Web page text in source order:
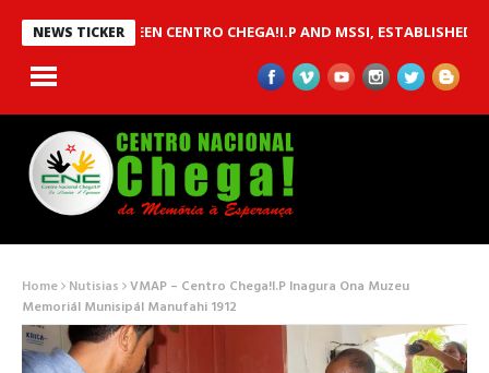
NEWS TICKER
BETWEEN CENTRO CHEGA!I.P AND MSSI, ESTABLISHED TO
Home Nutisias VMAP – Centro Chega!I.P Inagura Ona Muzeu
Memoriál Munisipál Manufahi 1912